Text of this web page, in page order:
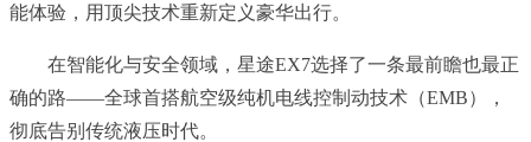
能体验，用顶尖技术重新定义豪华出行。
在智能化与安全领域，星途EX7选择了一条最前瞻也最正
确的路——全球首搭航空级纯机电线控制动技术（EMB），
彻底告别传统液压时代。